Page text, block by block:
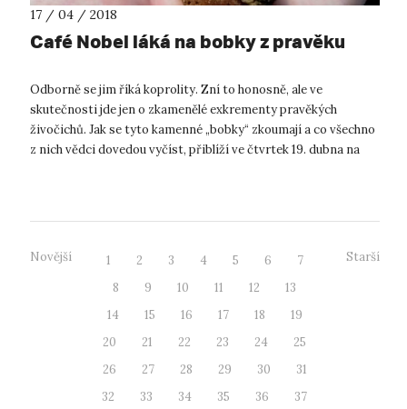
17 / 04 / 2018
Café Nobel láká na bobky z pravěku
Odborně se jim říká koprolity. Zní to honosně, ale ve
skutečnosti jde jen o zkamenělé exkrementy pravěkých
živočichů. Jak se tyto kamenné „bobky“ zkoumají a co všechno
z nich vědci dovedou vyčíst, přiblíží ve čtvrtek 19. dubna na
Novější 1 2 3 4 5 6
7
8
9 10 11 12
13
14
15 16 17 18
19
20
21 22 23 24
25
26
27 28 29 30
31
32
33 34 35 36
37
Starší